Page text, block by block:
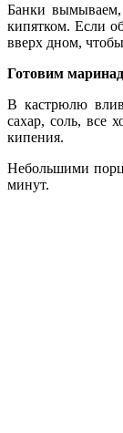
Банки
кипятком. Если
вверх дном,
Готовим
В кастрюлю
сахар, соль, все
кипения.
Небольшими
минут.